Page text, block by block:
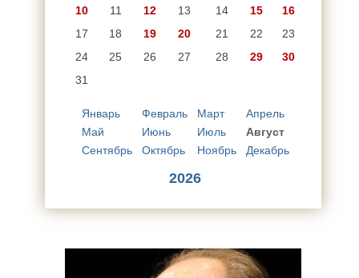
10
11 12 13 14 15
16
17
18 19 20 21 22
23
24
25 26 27 28 29
30
31
Январь Февраль Март
Апрель
Май
Июнь Июль
Август
Сентябрь
Октябрь Ноябрь Декабрь
2026